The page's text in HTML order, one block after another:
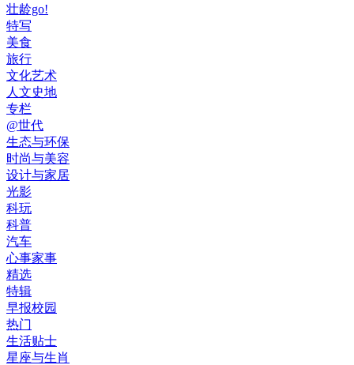
壮龄go!
特写
美食
旅行
文化艺术
人文史地
专栏
@世代
生态与环保
时尚与美容
设计与家居
光影
科玩
科普
汽车
心事家事
精选
特辑
早报校园
热门
生活贴士
星座与生肖